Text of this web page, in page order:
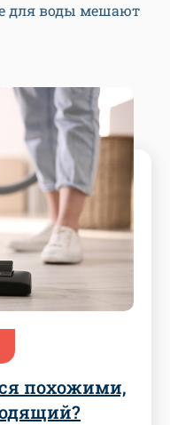
для воды мешают
похожими,